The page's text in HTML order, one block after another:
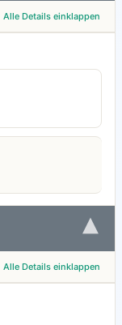
Alle Details einklappen
▾
Alle Details einklappen